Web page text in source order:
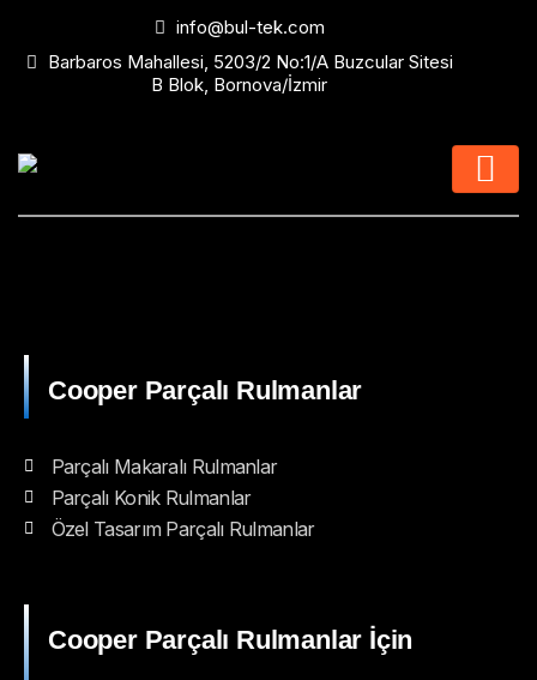
info@bul-tek.com
Barbaros Mahallesi, 5203/2 No:1/A Buzcular Sitesi
B Blok, Bornova/İzmir
Cooper Parçalı Rulmanlar
Parçalı Makaralı Rulmanlar
Parçalı Konik Rulmanlar
Özel Tasarım Parçalı Rulmanlar
Cooper Parçalı Rulmanlar İçin